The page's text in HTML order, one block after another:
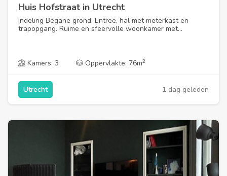
Huis Hofstraat in Utrecht
Indeling Begane grond: Entree, hal met meterkast en
trapopgang. Ruime en sfeervolle woonkamer met...
Kamers: 3 Oppervlakte: 76m2
1 dag geleden
Utrecht